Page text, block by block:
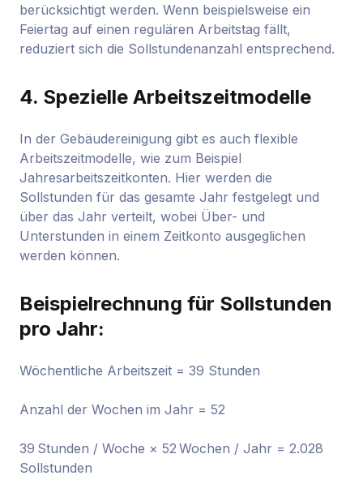
berücksichtigt werden. Wenn beispielsweise ein
Feiertag auf einen regulären Arbeitstag fällt,
reduziert sich die Sollstundenanzahl entsprechend.
4. Spezielle Arbeitszeitmodelle
In der Gebäudereinigung gibt es auch flexible
Arbeitszeitmodelle, wie zum Beispiel
Jahresarbeitszeitkonten. Hier werden die
Sollstunden für das gesamte Jahr festgelegt und
über das Jahr verteilt, wobei Über- und
Unterstunden in einem Zeitkonto ausgeglichen
werden können.
Beispielrechnung für Sollstunden
pro Jahr:
Wöchentliche Arbeitszeit = 39 Stunden
Anzahl der Wochen im Jahr = 52
39 Stunden / Woche × 52 Wochen / Jahr = 2.028
Sollstunden